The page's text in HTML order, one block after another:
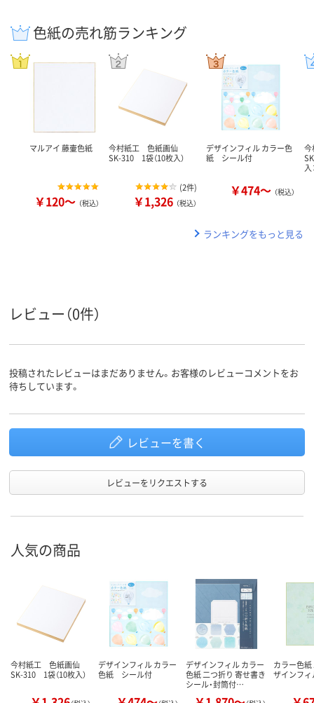
色紙の売れ筋ランキング
マルアイ 藤壷色紙
￥120～ （税込）
今村紙工 色紙画仙
SK-310 1袋（10枚入）
(2件)
￥1,326 （税込）
デザインフィル カラー色
紙 シール付
￥474～ （税込）
ランキングをもっと見る
レビュー（0件）
投稿されたレビューはまだありません。お客様のレビューコメントをお
待ちしています。
レビューを書く
レビューをリクエストする
人気の商品
今村紙工 色紙画仙
SK-310 1袋（10枚入）
デザインフィル カラー
色紙 シール付
デザインフィル カラー
色紙 二つ折り 寄せ書き
シール・封筒付…
カラー色
ザインフィ